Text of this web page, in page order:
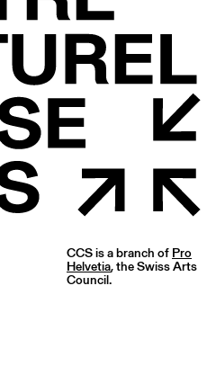
CCS is a branch of Pro
Helvetia, the Swiss Arts
Council.